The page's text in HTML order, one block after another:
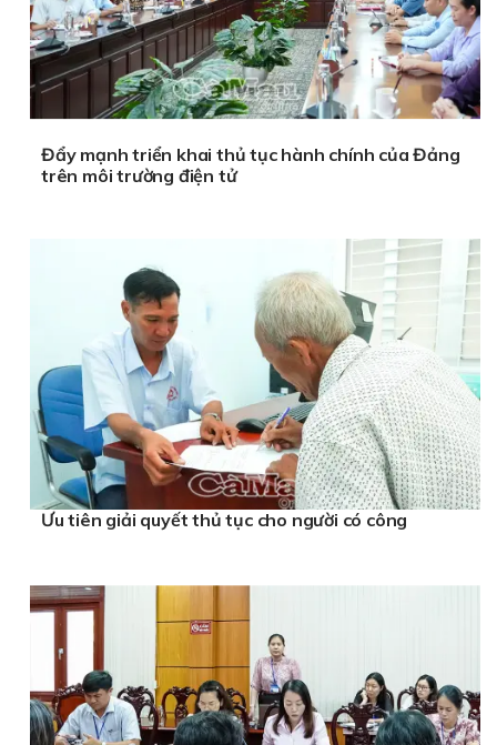
Đẩy mạnh triển khai thủ tục hành chính của Đảng
trên môi trường điện tử
Ưu tiên giải quyết thủ tục cho người có công